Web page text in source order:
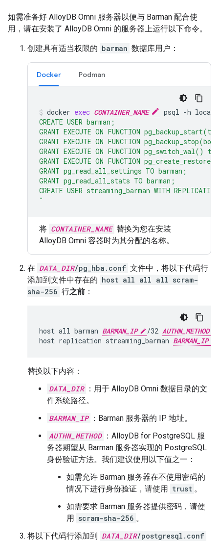
如需准备好 AlloyDB Omni 服务器以便与 Barman 配合使
用，请在安装了 AlloyDB Omni 的服务器上运行以下命令。
创建具有适当权限的 barman 数据库用户：
Docker Podman
docker exec CONTAINER_NAME psql -h
CREATE USER barman;
GRANT EXECUTE ON FUNCTION
GRANT EXECUTE ON FUNCTION
GRANT EXECUTE ON FUNCTION pg_switch_wal()
GRANT EXECUTE ON FUNCTION
GRANT pg_read_all_settings TO barman;
GRANT pg_read_all_stats TO barman;
CREATE USER streaming_barman WITH
"
将 CONTAINER_NAME 替换为您在安装
AlloyDB Omni 容器时为其分配的名称。
在 DATA_DIR/pg_hba.conf 文件中，将以下代码行
添加到文件中存在的 host all all all scram-
sha-256 行之前 ：
host all barman BARMAN_IP /32 AUTHN_METHOD
host replication streaming_barman BARMAN_IP
替换以下内容：
DATA_DIR ：用于 AlloyDB Omni 数据目录的文
件系统路径。
BARMAN_IP ：Barman 服务器的 IP 地址。
AUTHN_METHOD ：AlloyDB for PostgreSQL 服
务器期望从 Barman 服务器实现的 PostgreSQL
身份验证方法。我们建议使用以下值之一：
如需允许 Barman 服务器在不使用密码的
情况下进行身份验证，请使用 trust 。
如需要求 Barman 服务器提供密码，请使
用 scram-sha-256 。
将以下代码行添加到 DATA_DIR/postgresql.conf